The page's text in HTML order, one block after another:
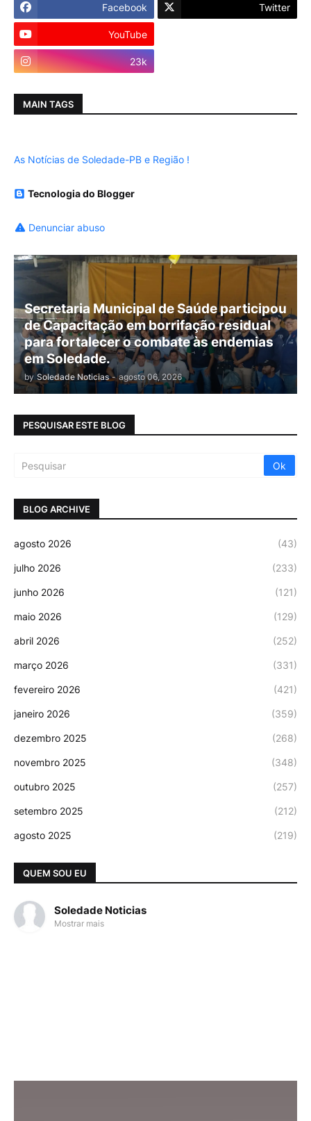
Facebook Twitter
YouTube
23k
MAIN TAGS
As Notícias de Soledade-PB e Região !
Tecnologia do Blogger
Denunciar abuso
Secretaria Municipal de Saúde participou
de Capacitação em borrifação residual
para fortalecer o combate às endemias
em Soledade.
by Soledade Noticias - agosto 06, 2026
PESQUISAR ESTE BLOG
BLOG ARCHIVE
agosto 2026 (43)
julho 2026 (233)
junho 2026 (121)
maio 2026 (129)
abril 2026 (252)
março 2026 (331)
fevereiro 2026 (421)
janeiro 2026 (359)
dezembro 2025 (268)
novembro 2025 (348)
outubro 2025 (257)
setembro 2025 (212)
agosto 2025 (219)
QUEM SOU EU
Soledade Noticias
Mostrar mais